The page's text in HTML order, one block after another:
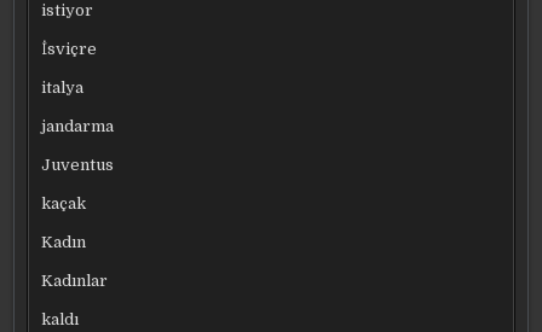
istiyor
İsviçre
italya
jandarma
Juventus
kaçak
Kadın
Kadınlar
kaldı